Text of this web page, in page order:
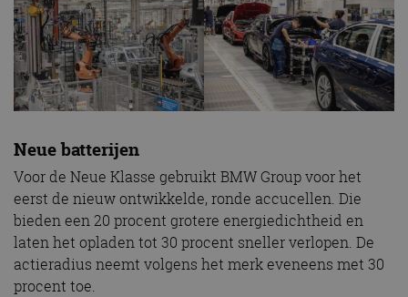
Neue batterijen
Voor de Neue Klasse gebruikt BMW Group voor het
eerst de nieuw ontwikkelde, ronde accucellen. Die
bieden een 20 procent grotere energiedichtheid en
laten het opladen tot 30 procent sneller verlopen. De
actieradius neemt volgens het merk eveneens met 30
procent toe.